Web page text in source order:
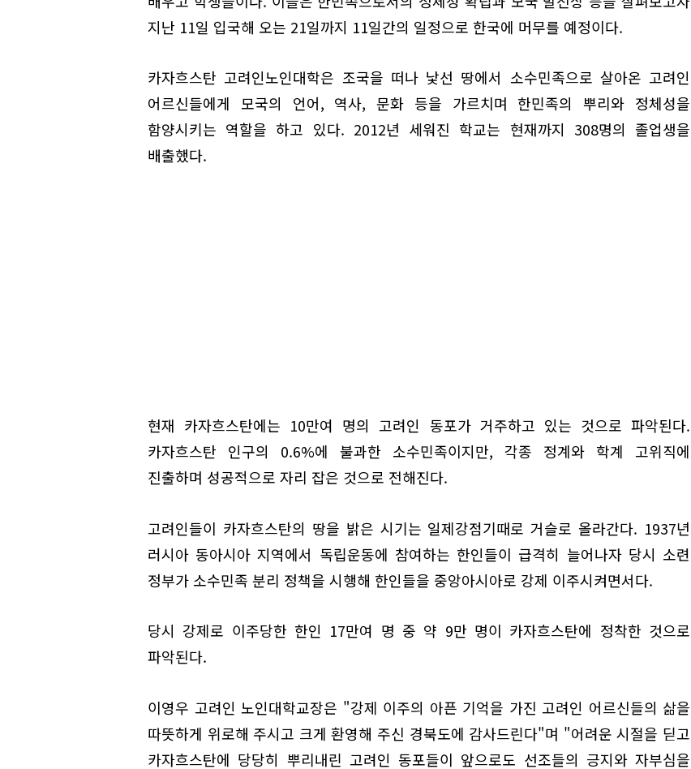
지난 11일 입국해 오는 21일까지 11일간의 일정으로 한국에 머무를 예정이다.
카자흐스탄 고려인노인대학은 조국을 떠나 낯선 땅에서 소수민족으로 살아온 고려인
어르신들에게 모국의 언어, 역사, 문화 등을 가르치며 한민족의 뿌리와 정체성을
함양시키는 역할을 하고 있다. 2012년 세워진 학교는 현재까지 308명의 졸업생을
배출했다.
현재 카자흐스탄에는 10만여 명의 고려인 동포가 거주하고 있는 것으로 파악된다.
카자흐스탄 인구의 0.6%에 불과한 소수민족이지만, 각종 정계와 학계 고위직에
진출하며 성공적으로 자리 잡은 것으로 전해진다.
고려인들이 카자흐스탄의 땅을 밝은 시기는 일제강점기때로 거슬로 올라간다. 1937년
러시아 동아시아 지역에서 독립운동에 참여하는 한인들이 급격히 늘어나자 당시 소련
정부가 소수민족 분리 정책을 시행해 한인들을 중앙아시아로 강제 이주시켜면서다.
당시 강제로 이주당한 한인 17만여 명 중 약 9만 명이 카자흐스탄에 정착한 것으로
파악된다.
이영우 고려인 노인대학교장은 "강제 이주의 아픈 기억을 가진 고려인 어르신들의 삶을
따뜻하게 위로해 주시고 크게 환영해 주신 경북도에 감사드린다"며 "어려운 시절을 딛고
카자흐스탄에 당당히 뿌리내린 고려인 동포들이 앞으로도 선조들의 긍지와 자부심을